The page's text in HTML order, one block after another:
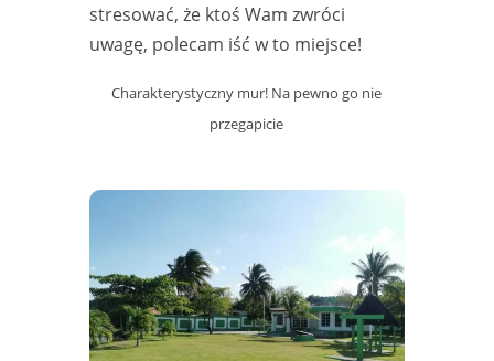
stresować, że ktoś Wam zwróci
uwagę, polecam iść w to miejsce!
Charakterystyczny mur! Na pewno go nie
przegapicie